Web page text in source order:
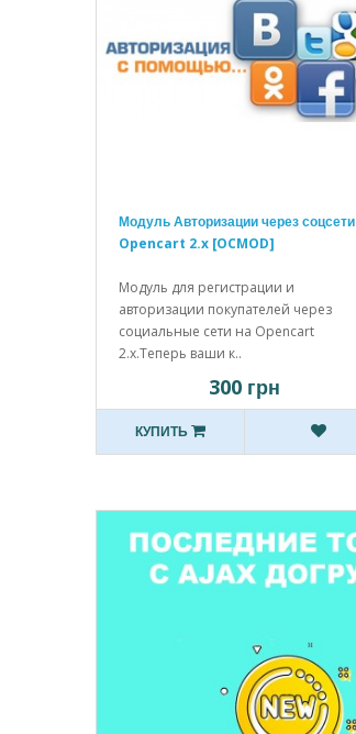
Модуль Авторизации через соцсети
Opencart 2.x [OCMOD]
Модуль для регистрации и
авторизации покупателей через
социальные сети на Opencart
2.х.Теперь ваши к..
300 грн
КУПИТЬ